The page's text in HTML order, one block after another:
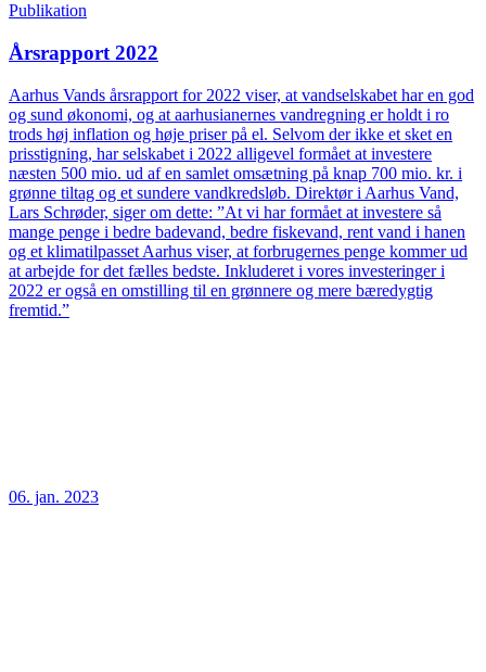
Publikation
Årsrapport 2022
Aarhus Vands årsrapport for 2022 viser, at vandselskabet har en god
og sund økonomi, og at aarhusianernes vandregning er holdt i ro
trods høj inflation og høje priser på el. Selvom der ikke et sket en
prisstigning, har selskabet i 2022 alligevel formået at investere
næsten 500 mio. ud af en samlet omsætning på knap 700 mio. kr. i
grønne tiltag og et sundere vandkredsløb. Direktør i Aarhus Vand,
Lars Schrøder, siger om dette: ”At vi har formået at investere så
mange penge i bedre badevand, bedre fiskevand, rent vand i hanen
og et klimatilpasset Aarhus viser, at forbrugernes penge kommer ud
at arbejde for det fælles bedste. Inkluderet i vores investeringer i
2022 er også en omstilling til en grønnere og mere bæredygtig
fremtid.”
06. jan. 2023